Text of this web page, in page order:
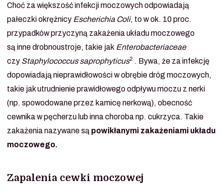
Choć za większość infekcji moczowych odpowiadają
pałeczki okrężnicy Escherichia Coli, to w ok. 10 proc.
przypadków przyczyną zakażenia układu moczowego
są inne drobnoustroje, takie jak Enterobacteriaceae
czy Staphylococcus saprophyticus2 . Bywa, że za infekcję
dopowiadają nieprawidłowości w obrębie dróg moczowych,
takie jak utrudnienie prawidłowego odpływu moczu z nerki
(np. spowodowane przez kamicę nerkową), obecność
cewnika w pęcherzu lub inna choroba np. cukrzyca. Takie
zakażenia nazywane są powikłanymi zakażeniami układu
moczowego.
Zapalenia cewki moczowej